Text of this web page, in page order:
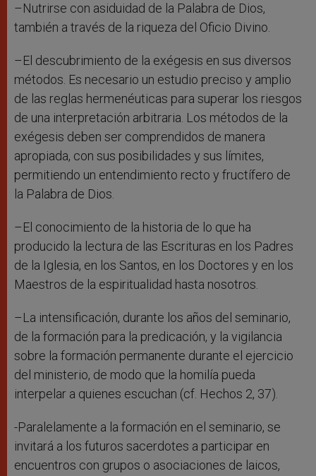
–Nutrirse con asiduidad de la Palabra de Dios,
también a través de la riqueza del Oficio Divino.
–El descubrimiento de la exégesis en sus diversos
métodos. Es necesario un estudio preciso y amplio
de las reglas hermenéuticas para superar los riesgos
de una interpretación arbitraria. Los métodos de la
exégesis deben ser comprendidos de manera
apropiada, con sus posibilidades y sus límites,
permitiendo un entendimiento recto y fructífero de
la Palabra de Dios.
–El conocimiento de la historia de lo que ha
producido la lectura de las Escrituras en los Padres
de la Iglesia, en los Santos, en los Doctores y en los
Maestros de la espiritualidad hasta nosotros.
–La intensificación, durante los años del seminario,
de la formación para la predicación, y la vigilancia
sobre la formación permanente durante el ejercicio
del ministerio, de modo que la homilía pueda
interpelar a quienes escuchan (cf. Hechos 2, 37).
-Paralelamente a la formación en el seminario, se
invitará a los futuros sacerdotes a participar en
encuentros con grupos o asociaciones de laicos,